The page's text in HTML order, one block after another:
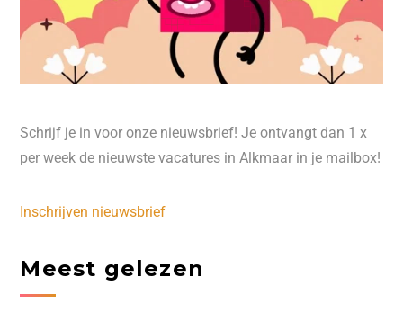
Schrijf je in voor onze nieuwsbrief! Je ontvangt dan 1 x
per week de nieuwste vacatures in Alkmaar in je mailbox!
Inschrijven nieuwsbrief
Meest gelezen